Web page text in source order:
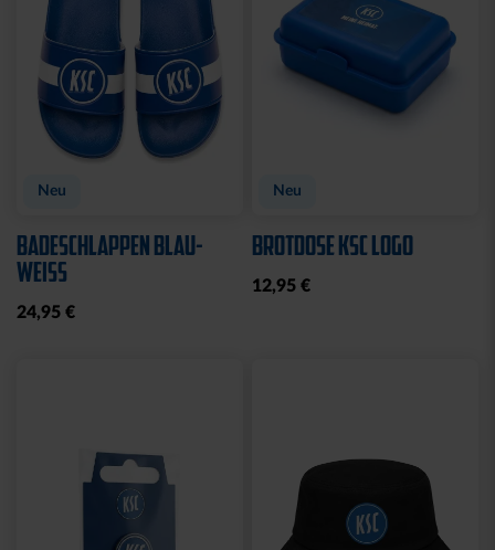
Neu
BADESCHLAPPEN BLAU-
WEISS
24,95 €
Neu
BROTDOSE KSC LOGO
12,95 €